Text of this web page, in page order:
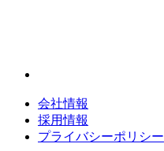
会社情報
採用情報
プライバシーポリシー